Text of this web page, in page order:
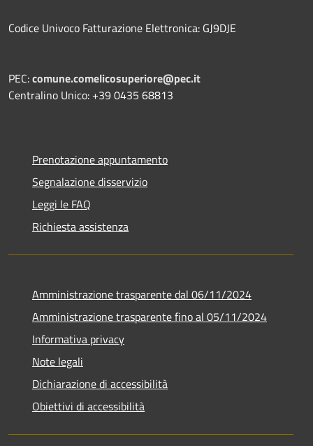
Codice Univoco Fatturazione Elettronica: GJ9DJE
PEC:comune.comelicosuperiore@pec.it
Centralino Unico: +39 0435 68813
Prenotazione appuntamento
Segnalazione disservizio
Leggi le FAQ
Richiesta assistenza
Amministrazione trasparente dal 06/11/2024
Amministrazione trasparente fino al 05/11/2024
Informativa privacy
Note legali
Dichiarazione di accessibilità
Obiettivi di accessibilità